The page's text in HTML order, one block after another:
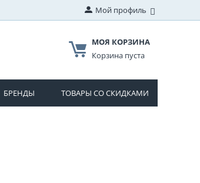
Мой профиль
МОЯ КОРЗИНА
Корзина пуста
БРЕНДЫ ТОВАРЫ СО СКИДКАМИ